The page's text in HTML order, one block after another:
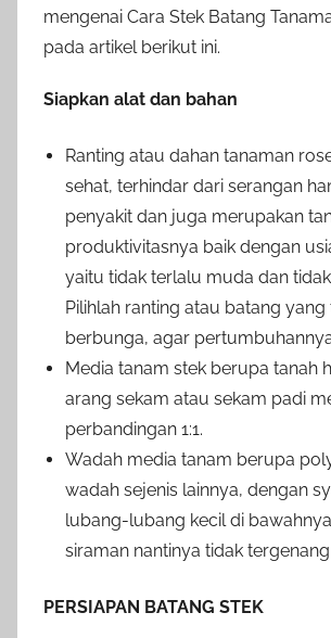
mengenai Cara Stek Batang
pada artikel berikut ini.
Siapkan alat dan bahan
Ranting atau dahan tanaman
sehat, terhindar dari serangan
penyakit dan juga merupakan
produktivitasnya baik dengan
yaitu tidak terlalu muda dan
Pilihlah ranting atau batang yang
berbunga, agar
Media tanam stek berupa tanah
arang sekam atau sekam padi
perbandingan 1:1.
Wadah media tanam berupa
wadah sejenis lainnya, dengan
lubang-lubang kecil di
siraman nantinya tidak
PERSIAPAN BATANG STEK